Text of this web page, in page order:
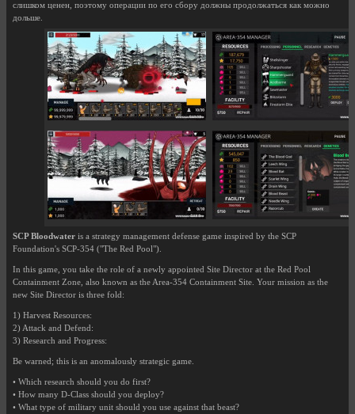
слишком ценен, поэтому операции по его сбору должны продолжаться как можно
дольше.
SCP Bloodwater is a strategy management defense game inspired by the SCP
Foundation's SCP-354 ("The Red Pool").
In this game, you take the role of a newly appointed Site Director at the Red Pool
Containment Zone, also known as the Area-354 Containment Site. Your mission as the
new Site Director is three fold:
1) Harvest Resources:
2) Attack and Defend:
3) Research and Progress:
Be warned; this is an anomalously strategic game.
• Which research should you do first?
• How many D-Class should you deploy?
• What type of military unit should you use against that beast?